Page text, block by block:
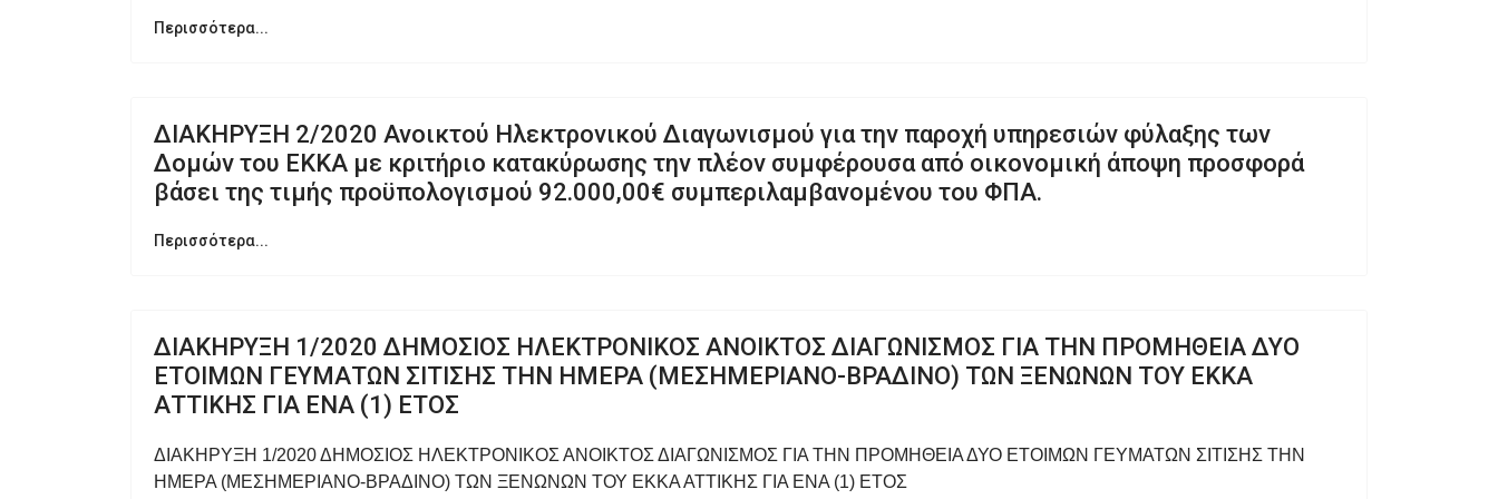
Περισσότερα...
ΔΙΑΚHΡYΞΗ 2/2020 Ανοικτού Ηλεκτρονικού Διαγωνισμού για την παροχή υπηρεσιών φύλαξης των
Δομών του ΕΚΚΑ με κριτήριο κατακύρωσης την πλέον συμφέρουσα από οικονομική άποψη προσφορά
βάσει της τιμής προϋπολογισμού 92.000,00€ συμπεριλαμβανομένου του ΦΠΑ.
Περισσότερα...
ΔΙΑΚΗΡΥΞΗ 1/2020 ΔΗΜΟΣΙΟΣ ΗΛΕΚΤΡΟΝΙΚΟΣ ΑΝΟΙΚΤΟΣ ΔΙΑΓΩΝΙΣΜΟΣ ΓΙΑ ΤΗΝ ΠΡΟΜΗΘΕΙΑ ΔΥΟ
ΕΤΟΙΜΩΝ ΓΕΥΜΑΤΩΝ ΣΙΤΙΣΗΣ ΤΗΝ ΗΜΕΡΑ (ΜΕΣΗΜΕΡΙΑΝΟ-ΒΡΑΔΙΝΟ) ΤΩΝ ΞΕΝΩΝΩΝ ΤΟΥ ΕΚΚΑ
ΑΤΤΙΚΗΣ ΓΙΑ ΕΝΑ (1) ΕΤΟΣ
ΔΙΑΚΗΡΥΞΗ 1/2020 ΔΗΜΟΣΙΟΣ ΗΛΕΚΤΡΟΝΙΚΟΣ ΑΝΟΙΚΤΟΣ ΔΙΑΓΩΝΙΣΜΟΣ ΓΙΑ ΤΗΝ ΠΡΟΜΗΘΕΙΑ ΔΥΟ ΕΤΟΙΜΩΝ ΓΕΥΜΑΤΩΝ ΣΙΤΙΣΗΣ ΤΗΝ
ΗΜΕΡΑ (ΜΕΣΗΜΕΡΙΑΝΟ-ΒΡΑΔΙΝΟ) ΤΩΝ ΞΕΝΩΝΩΝ ΤΟΥ ΕΚΚΑ ΑΤΤΙΚΗΣ ΓΙΑ ΕΝΑ (1) ΕΤΟΣ